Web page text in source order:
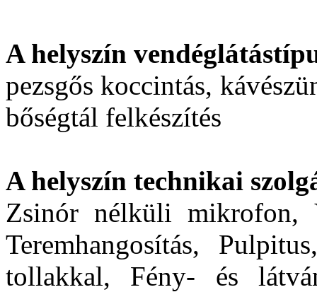
A helyszín
pezsgős koccintás,
bőségtál felkészítés
A helyszín technikai
Zsinór nélküli mikrofon,
Teremhangosítás,
tollakkal, Fény- és